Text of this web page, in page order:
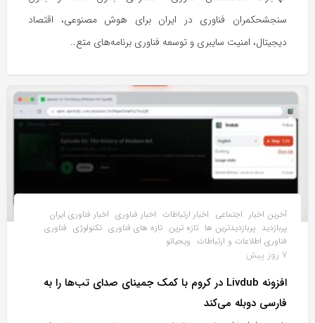
سنجشحکمران فناوری در ایران برای هوش مصنوعی، اقتصاد
دیجیتال، امنیت سایبری و توسعه فناوری برنامه‌های متع..
آخرین اخبار اجتماعی اخبار ارتباطات اخبار فناوری اخبار فناوری ایران
پربازدید پربازدیدترین ها تازه ترین تازه های فناوری تکنولوژی فناوری
فناوری اطلاعات و ارتباطات ویجیاتو
7 روز پیش
افزونه Livdub در کروم با کمک جمینای صدای تب‌ها را به
فارسی دوبله می‌کند